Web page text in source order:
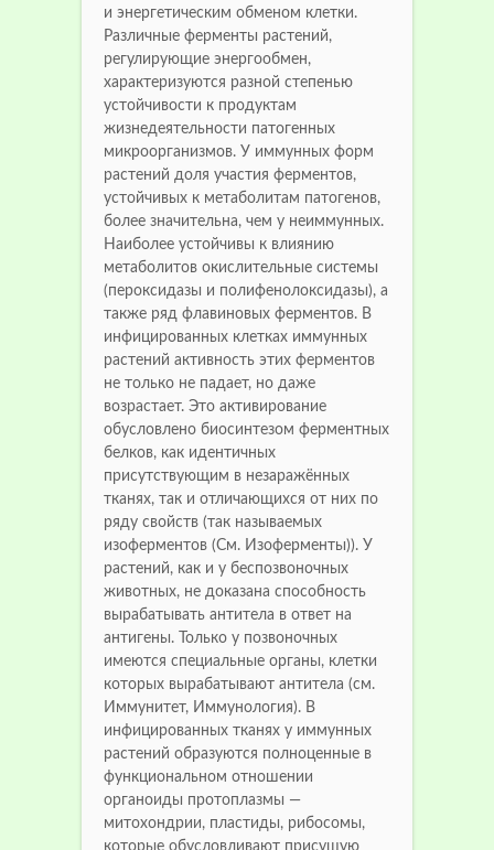
и энергетическим обменом клетки.
Различные ферменты растений,
регулирующие энергообмен,
характеризуются разной степенью
устойчивости к продуктам
жизнедеятельности патогенных
микроорганизмов. У иммунных форм
растений доля участия ферментов,
устойчивых к метаболитам патогенов,
более значительна, чем у неиммунных.
Наиболее устойчивы к влиянию
метаболитов окислительные системы
(пероксидазы и полифенолоксидазы), а
также ряд флавиновых ферментов. В
инфицированных клетках иммунных
растений активность этих ферментов
не только не падает, но даже
возрастает. Это активирование
обусловлено биосинтезом ферментных
белков, как идентичных
присутствующим в незаражённых
тканях, так и отличающихся от них по
ряду свойств (так называемых
изоферментов (См. Изоферменты)). У
растений, как и у беспозвоночных
животных, не доказана способность
вырабатывать антитела в ответ на
антигены. Только у позвоночных
имеются специальные органы, клетки
которых вырабатывают антитела (см.
Иммунитет, Иммунология). В
инфицированных тканях у иммунных
растений образуются полноценные в
функциональном отношении
органоиды протоплазмы —
митохондрии, пластиды, рибосомы,